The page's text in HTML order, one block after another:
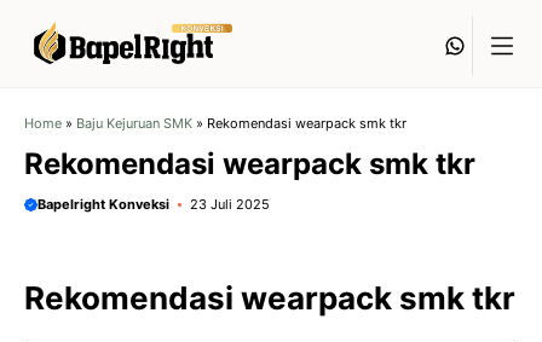
Home » Baju Kejuruan SMK » Rekomendasi wearpack smk tkr
Rekomendasi wearpack smk tkr
Bapelright Konveksi 23 Juli 2025
Rekomendasi wearpack smk tkr